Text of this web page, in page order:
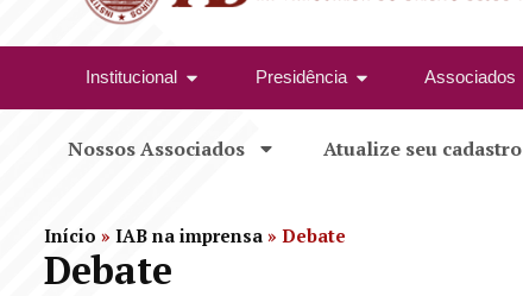
Institucional Presidência Associados
Nossos Associados Atualize seu cadastro
Início » IAB na imprensa » Debate
Debate